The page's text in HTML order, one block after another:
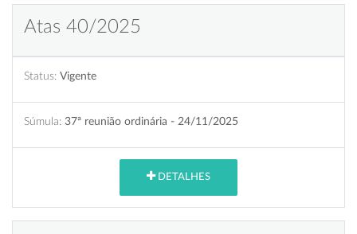
Atas 40/2025
Status: Vigente
Súmula: 37ª reunião ordinária - 24/11/2025
DETALHES